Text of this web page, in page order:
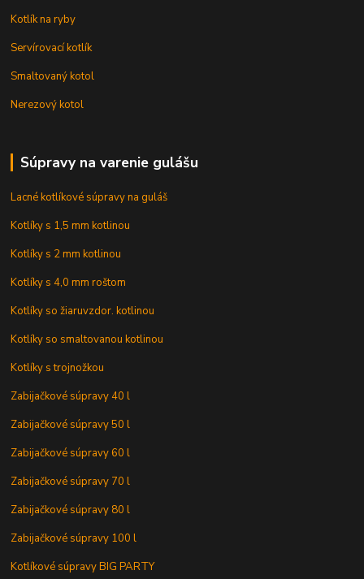
Kotlík na ryby
Servírovací kotlík
Smaltovaný kotol
Nerezový kotol
Súpravy na varenie gulášu
Lacné kotlíkové súpravy na guláš
Kotlíky s 1,5 mm kotlinou
Kotlíky s 2 mm kotlinou
Kotlíky s 4,0 mm roštom
Kotlíky so žiaruvzdor. kotlinou
Kotlíky so smaltovanou kotlinou
Kotlíky s trojnožkou
Zabijačkové súpravy 40 l
Zabijačkové súpravy 50 l
Zabijačkové súpravy 60 l
Zabijačkové súpravy 70 l
Zabijačkové súpravy 80 l
Zabijačkové súpravy 100 l
Kotlíkové súpravy BIG PARTY